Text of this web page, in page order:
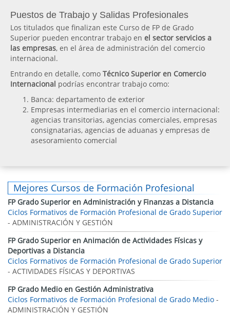
Puestos de Trabajo y Salidas Profesionales
Los titulados que finalizan este Curso de FP de Grado
Superior pueden encontrar trabajo en el sector servicios a
las empresas, en el área de administración del comercio
internacional.
Entrando en detalle, como Técnico Superior en Comercio
Internacional podrías encontrar trabajo como:
Banca: departamento de exterior
Empresas intermediarias en el comercio internacional:
agencias transitorias, agencias comerciales, empresas
consignatarias, agencias de aduanas y empresas de
asesoramiento comercial
Mejores Cursos de Formación Profesional
FP Grado Superior en Administración y Finanzas a Distancia
Ciclos Formativos de Formación Profesional de Grado Superior
- ADMINISTRACIÓN Y GESTIÓN
FP Grado Superior en Animación de Actividades Físicas y
Deportivas a Distancia
Ciclos Formativos de Formación Profesional de Grado Superior
- ACTIVIDADES FÍSICAS Y DEPORTIVAS
FP Grado Medio en Gestión Administrativa
Ciclos Formativos de Formación Profesional de Grado Medio -
ADMINISTRACIÓN Y GESTIÓN